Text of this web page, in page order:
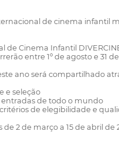
de cinema infantil
de Cinema Infantil
entre 1º de agosto e 31
ano será compartilhado
e seleção
entradas de todo o mundo
de elegibilidade e
de 2 de março a 15 de abril